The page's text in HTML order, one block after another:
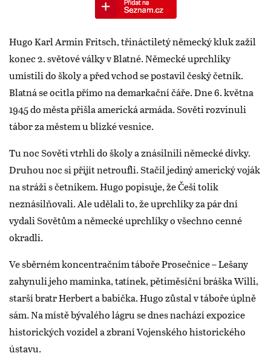
Hugo Karl Armin Fritsch, třináctiletý německý kluk zažil
konec 2. světové války v Blatné. Německé uprchlíky
umístili do školy a před vchod se postavil český četník.
Blatná se ocitla přímo na demarkační čáře. Dne 6. května
1945 do města přišla americká armáda. Sověti rozvinuli
tábor za městem u blízké vesnice.
Tu noc Sověti vtrhli do školy a znásilnili německé dívky.
Druhou noc si přijít netroufli. Stačil jediný americký voják
na stráži s četníkem. Hugo popisuje, že Češi tolik
neznásilňovali. Ale udělali to, že uprchlíky za pár dní
vydali Sovětům a německé uprchlíky o všechno cenné
okradli.
Ve sběrném koncentračním táboře Prosečnice – Lešany
zahynuli jeho maminka, tatínek, pětiměsíční bráška Willi,
starší bratr Herbert a babička. Hugo zůstal v táboře úplně
sám. Na místě bývalého lágru se dnes nachází expozice
historických vozidel a zbraní Vojenského historického
ústavu.